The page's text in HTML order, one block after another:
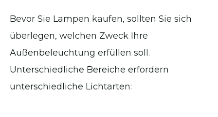
Bevor Sie Lampen kaufen, sollten Sie sich
überlegen, welchen Zweck Ihre
Außenbeleuchtung erfüllen soll.
Unterschiedliche Bereiche erfordern
unterschiedliche Lichtarten: